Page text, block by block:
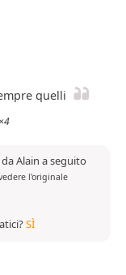
quelli
Alain a seguito
l'originale
SÌ